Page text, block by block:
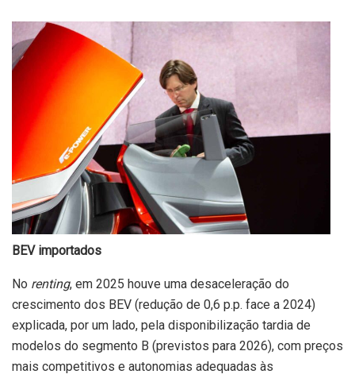
BEV importados
No renting, em 2025 houve uma desaceleração do
crescimento dos BEV (redução de 0,6 p.p. face a 2024)
explicada, por um lado, pela disponibilização tardia de
modelos do segmento B (previstos para 2026), com preços
mais competitivos e autonomias adequadas às